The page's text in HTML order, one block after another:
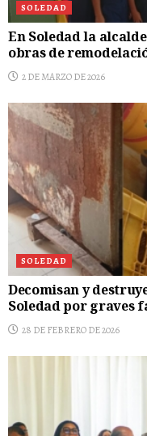
SOLEDAD
En Soledad la
obras de
2 DE MARZO DE 2026
SOLEDAD
Decomisan y
Soledad por graves
28 DE FEBRERO DE 2026